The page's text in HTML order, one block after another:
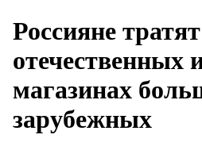
Россияне
отечественных
магазинах
зарубежных